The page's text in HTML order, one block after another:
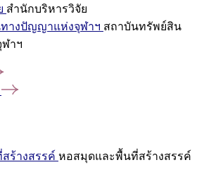
สำนักบริหารวิจัย
างปัญญาแห่งจุฬาฯ สถาบันทรัพย์สิน
าฯ
ร้างสรรค์ หอสมุดและพื้นที่สร้างสรรค์